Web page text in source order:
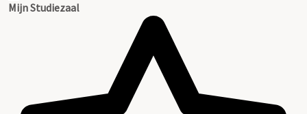
Mijn Studiezaal